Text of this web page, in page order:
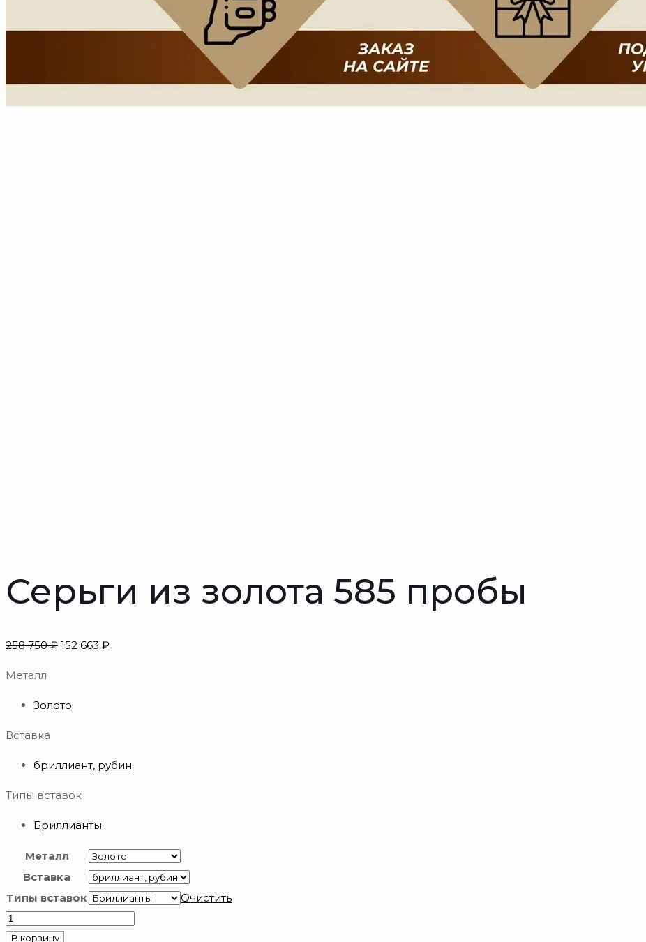
Серьги из золота 585 пробы
258 750₽ 152 663 ₽
Металл
Золото
Вставка
бриллиант, рубин
Типы вставок
Бриллианты
Металл
Вставка
Типы вставок
Очистить
Количество
товара
В корзину